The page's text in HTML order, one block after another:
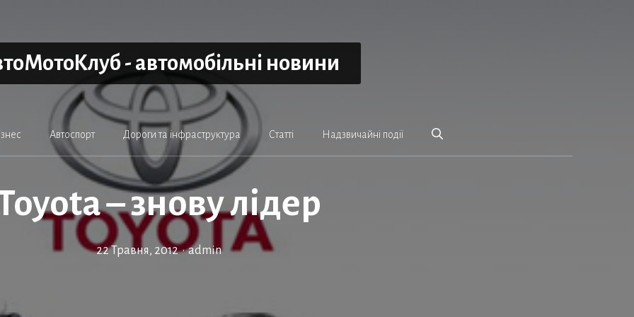
- автомобільні новини
Автоспорт Дороги та інфраструктура Статті Надзвичайні події
– знову лідер
22 Травня, 2012 • admin